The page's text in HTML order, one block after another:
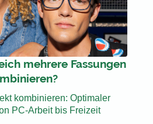
mehrere Fassungen
kombinieren: Optimaler
PC-Arbeit bis Freizeit